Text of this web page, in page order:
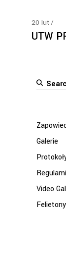
20 lut
UTW
Search
Galerie
Video
Felietony